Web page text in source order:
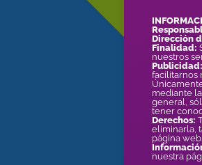
Dirección
Finalidad:
nuestros
Publicidad:
facilitarnos
mediante
general,
tener
Derechos:
eliminarla,
página web.
nuestra